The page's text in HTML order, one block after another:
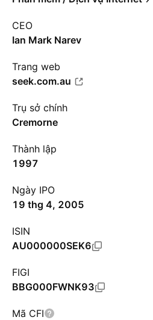
CEO
Ian Mark Narev
Trang web
seek.com.au
Trụ sở chính
Cremorne
Thành lập
1997
Ngày IPO
19 thg 4, 2005
ISIN
AU000000SEK6
FIGI
BBG000FWNK93
Mã CFI